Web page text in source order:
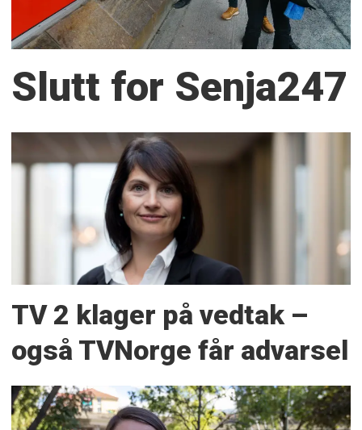
Slutt for Senja247
TV 2 klager på vedtak –
også TVNorge får advarsel